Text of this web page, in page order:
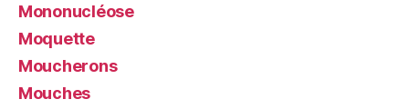
Mononucléose
Moquette
Moucherons
Mouches